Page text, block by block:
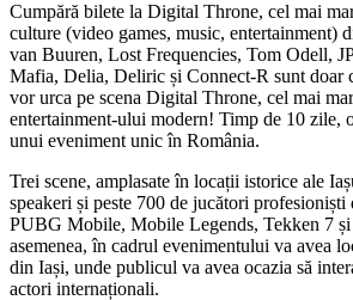
Cumpără bilete la Digital Throne, cel mai
culture (video games, music, entertainment)
van Buuren, Lost Frequencies, Tom Odell,
Mafia, Delia, Deliric și Connect-R sunt doar
vor urca pe scena Digital Throne, cel mai
entertainment-ului modern! Timp de 10 zile,
unui eveniment unic în România.
Trei scene, amplasate în locații istorice ale
speakeri și peste 700 de jucători
PUBG Mobile, Mobile Legends, Tekken 7
asemenea, în cadrul evenimentului va avea
din Iași, unde publicul va avea ocazia să
actori internaționali.